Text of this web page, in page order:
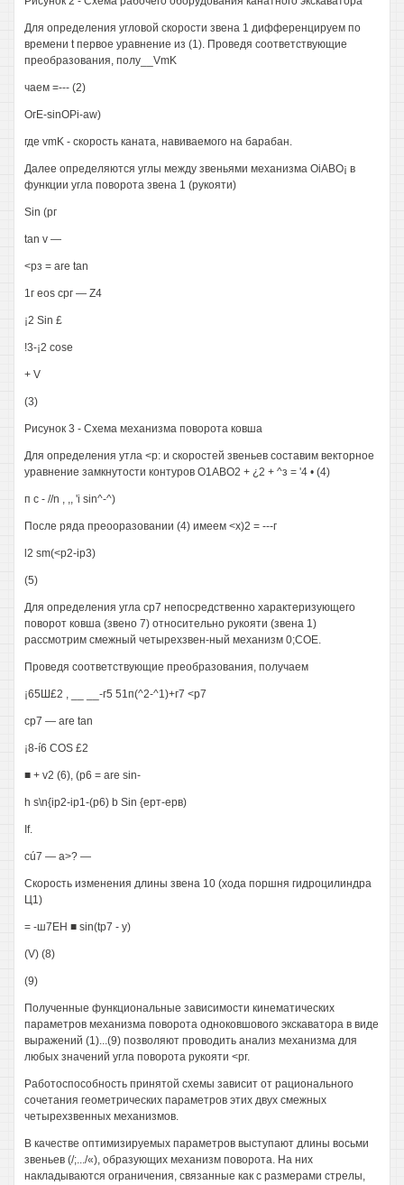
Для определения угловой скорости звена 1 дифференцируем по
времени t первое уравнение из (1). Проведя соответствующие
преобразования, полу__VmK
чаем =--- (2)
ОгЕ-sinOPi-aw)
где vmK - скорость каната, навиваемого на барабан.
Далее определяются углы между звеньями механизма OiABO¡ в
функции угла поворота звена 1 (рукояти)
Sin (рг
tan v —
<рз = are tan
1г eos срг — Z4
¡2 Sin £
!3-¡2 cose
+ V
(3)
Рисунок 3 - Схема механизма поворота ковша
Для определения утла <р: и скоростей звеньев составим векторное
уравнение замкнутости контуров О1АВО2 + ¿2 + ^з = '4 • (4)
п с - //n , ,, 'i sin^-^)
После ряда преооразовании (4) имеем <х)2 = ---г
l2 sm(<p2-ip3)
(5)
Для определения угла ср7 непосредственно характеризующего
поворот ковша (звено 7) относительно рукояти (звена 1)
рассмотрим смежный четырехзвен-ный механизм 0;СОЕ.
Проведя соответствующие преобразования, получаем
¡65Ш£2 , __ __-г5 51п(^2-^1)+г7 <р7
ср7 — are tan
¡8-í6 COS £2
■ + v2 (6), (p6 = are sin-
h s\n{ip2-ip1-(p6) b Sin {ерт-ерв)
If.
cú7 — a>? —
Скорость изменения длины звена 10 (хода поршня гидроцилиндра
Ц1)
= -ш7ЕН ■ sin(tp7 - у)
(V) (8)
(9)
Полученные функциональные зависимости кинематических
параметров механизма поворота одноковшового экскаватора в виде
выражений (1)...(9) позволяют проводить анализ механизма для
любых значений угла поворота рукояти <рг.
Работоспособность принятой схемы зависит от рационального
сочетания геометрических параметров этих двух смежных
четырехзвенных механизмов.
В качестве оптимизируемых параметров выступают длины восьми
звеньев (/;.../«), образующих механизм поворота. На них
накладываются ограничения, связанные как с размерами стрелы,